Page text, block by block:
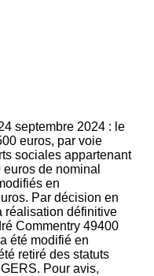
septembre 2024 : le
euros, par voie
sociales appartenant
de nominal
en
Par décision en
réalisation définitive
Commentry 49400
été modifié en
retiré des statuts
Pour avis,